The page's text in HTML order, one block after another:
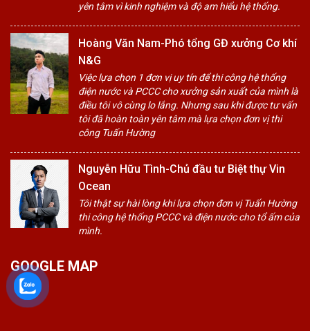
yên tâm vì kinh nghiệm và độ am hiểu hệ thống.
Hoàng Văn Nam-Phó tổng GĐ xưởng Cơ khí
N&G
Việc lựa chọn 1 đơn vị uy tín để thi công hệ thống
điện nước và PCCC cho xưởng sản xuất của mình là
điều tôi vô cùng lo lắng. Nhưng sau khi được tư vấn
tôi đã hoàn toàn yên tâm mà lựa chọn đơn vị thi
công Tuấn Hường
Nguyễn Hữu Tình-Chủ đầu tư Biệt thự Vin
Ocean
Tôi thật sự hài lòng khi lựa chọn đơn vị Tuấn Hường
thi công hệ thống PCCC và điện nước cho tổ ấm của
mình.
GOOGLE MAP